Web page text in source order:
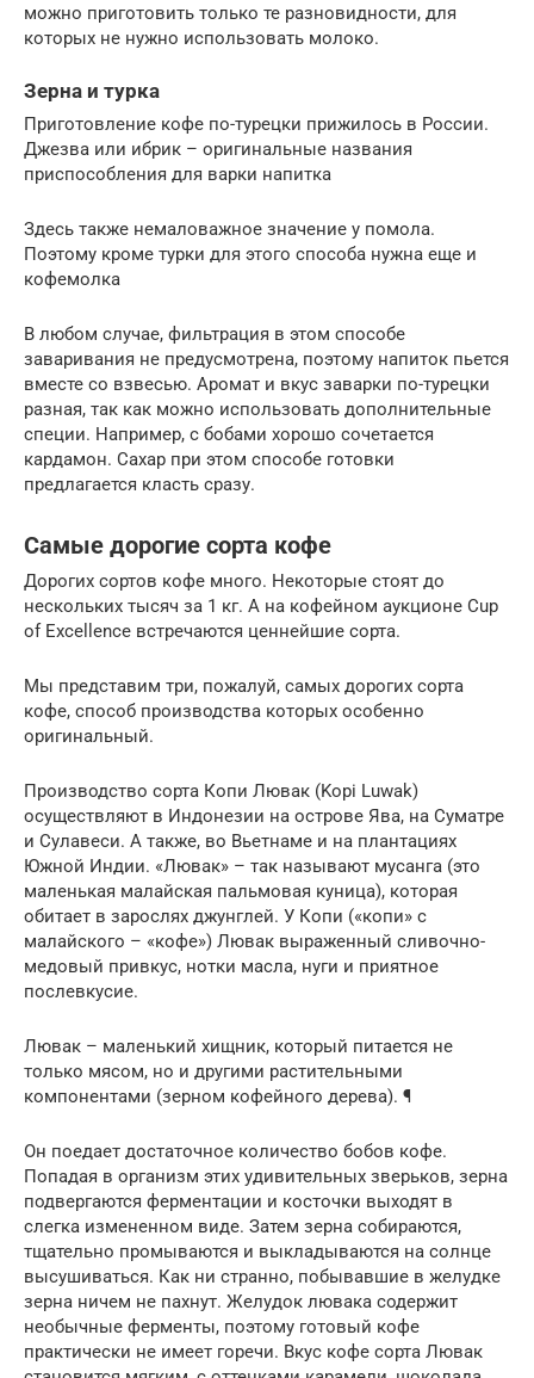
можно приготовить только те разновидности, для
которых не нужно использовать молоко.
Зерна и турка
Приготовление кофе по-турецки прижилось в России.
Джезва или ибрик – оригинальные названия
приспособления для варки напитка
Здесь также немаловажное значение у помола.
Поэтому кроме турки для этого способа нужна еще и
кофемолка
В любом случае, фильтрация в этом способе
заваривания не предусмотрена, поэтому напиток пьется
вместе со взвесью. Аромат и вкус заварки по-турецки
разная, так как можно использовать дополнительные
специи. Например, с бобами хорошо сочетается
кардамон. Сахар при этом способе готовки
предлагается класть сразу.
Самые дорогие сорта кофе
Дорогих сортов кофе много. Некоторые стоят до
нескольких тысяч за 1 кг. А на кофейном аукционе Cup
of Excellence встречаются ценнейшие сорта.
Мы представим три, пожалуй, самых дорогих сорта
кофе, способ производства которых особенно
оригинальный.
Производство сорта Копи Лювак (Kopi Luwak)
осуществляют в Индонезии на острове Ява, на Суматре
и Сулавеси. А также, во Вьетнаме и на плантациях
Южной Индии. «Лювак» – так называют мусанга (это
маленькая малайская пальмовая куница), которая
обитает в зарослях джунглей. У Копи («копи» с
малайского – «кофе») Лювак выраженный сливочно-
медовый привкус, нотки масла, нуги и приятное
послевкусие.
Лювак – маленький хищник, который питается не
только мясом, но и другими растительными
компонентами (зерном кофейного дерева). ¶
Он поедает достаточное количество бобов кофе.
Попадая в организм этих удивительных зверьков, зерна
подвергаются ферментации и косточки выходят в
слегка измененном виде. Затем зерна собираются,
тщательно промываются и выкладываются на солнце
высушиваться. Как ни странно, побывавшие в желудке
зерна ничем не пахнут. Желудок лювака содержит
необычные ферменты, поэтому готовый кофе
практически не имеет горечи. Вкус кофе сорта Лювак